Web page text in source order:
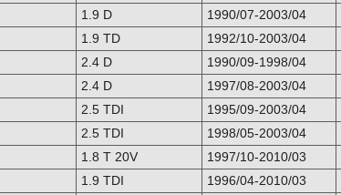
1.9 D 1990/07-2003/04
1.9 TD
1992/10-2003/04
2.4 D 1990/09-1998/04
2.4 D
1997/08-2003/04
2.5 TDI
1995/09-2003/04
2.5 TDI
1998/05-2003/04
1.8 T 20V 1997/10-2010/03
1.9 TDI 1996/04-2010/03